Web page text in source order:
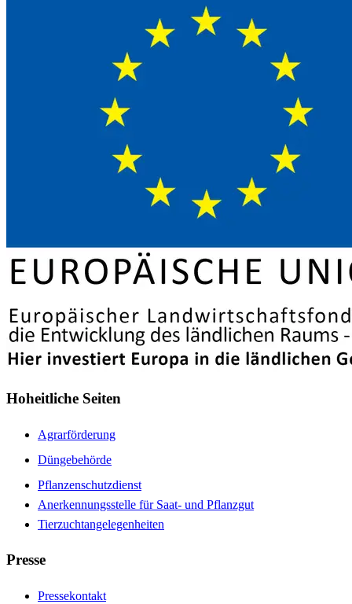
Hoheitliche Seiten
Agrarförderung
Düngebehörde
Pflanzenschutzdienst
Anerkennungsstelle für Saat- und Pflanzgut
Tierzuchtangelegenheiten
Presse
Pressekontakt